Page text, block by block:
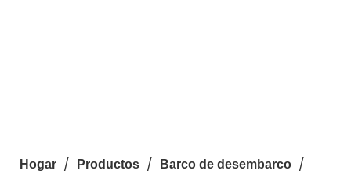
Hogar / Productos / Barco de desembarco /